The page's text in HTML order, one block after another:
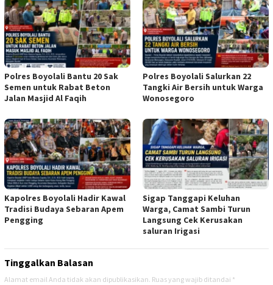
Polres Boyolali Bantu 20 Sak
Semen untuk Rabat Beton
Jalan Masjid Al Faqih
Polres Boyolali Salurkan 22
Tangki Air Bersih untuk Warga
Wonosegoro
Kapolres Boyolali Hadir Kawal
Tradisi Budaya Sebaran Apem
Pengging
Sigap Tanggapi Keluhan
Warga, Camat Sambi Turun
Langsung Cek Kerusakan
saluran Irigasi
Tinggalkan Balasan
Alamat email Anda tidak akan dipublikasikan. Ruas yang wajib ditandai *